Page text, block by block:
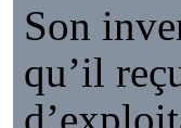
Son
qu’il